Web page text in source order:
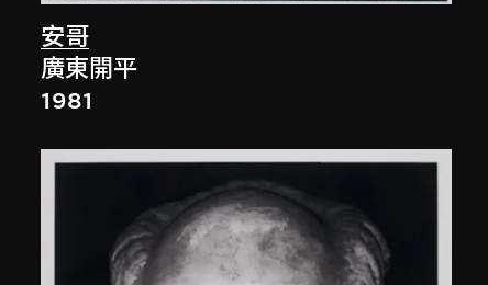
安哥
廣東開平
1981